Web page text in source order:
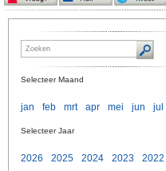
Selecteer Maand
jan feb mrt apr mei jun jul
Selecteer Jaar
2026 2025 2024 2023 2022